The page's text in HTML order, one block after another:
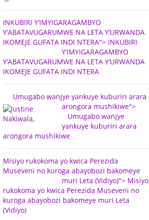
INKUBIRI Y’IMYIGARAGAMBYO
Y’ABATAVUGARUMWE NA LETA Y’URWANDA
IKOMEJE GUFATA INDI NTERA"> INKUBIRI
Y’IMYIGARAGAMBYO
Y’ABATAVUGARUMWE NA LETA Y’URWANDA
IKOMEJE GUFATA INDI NTERA
Umugabo wanjye yankuye kuburiri arara
arongora mushikiwe">
Umugabo wanjye
yankuye kuburiri arara
arongora mushikiwe
Misiyo rukokoma yo kwica Perezida
Museveni no kuroga abayobozi bakomeye
muri Leta (Vidiyo)"> Misiyo
rukokoma yo kwica Perezida Museveni no
kuroga abayobozi bakomeye muri Leta
(Vidiyo)